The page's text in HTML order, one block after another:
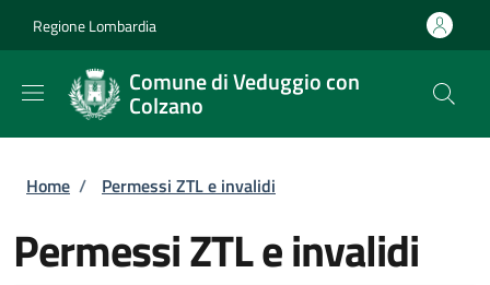
Regione Lombardia
Comune di Veduggio con
Colzano
Briciole di pane
Home / Permessi ZTL e invalidi
Permessi ZTL e invalidi